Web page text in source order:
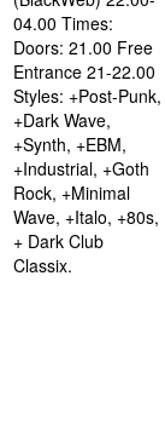
04.00 Times:
Doors: 21.00 Free
Entrance 21-22.00
Styles: +Post-Punk,
+Dark Wave,
+Synth, +EBM,
+Industrial, +Goth
Rock, +Minimal
Wave, +Italo, +80s,
+ Dark Club
Classix.